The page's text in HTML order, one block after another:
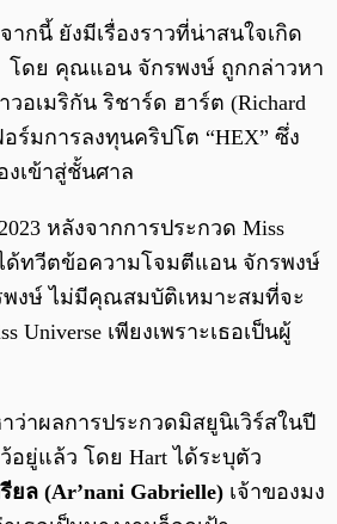
ากนี้ ยังมีเรื่องราวที่น่าสนใจเกิด
ดย คุณแอน จักรพงษ์ ถูกกล่าวหา
วอเมริกัน ริชาร์ด ฮาร์ต (Richard
ร์มการลงทุนคริปโต “HEX” ซึ่ง
งเข้าสู่ชั้นศาล
หลังจากการประกวด Miss
ได้ทวีตข้อความโจมตีแอน จักรพงษ์
งษ์ ไม่มีคุณสมบัติเหมาะสมที่จะ
Universe เพียงเพราะเธอเป็นผู้
ว่าผลการประกวดมิสยูนิเวิร์สในปี
อยู่แล้ว โดย Hart ได้ระบุตัว
ยล (Ar’nani Gabrielle) เจ้าของมง